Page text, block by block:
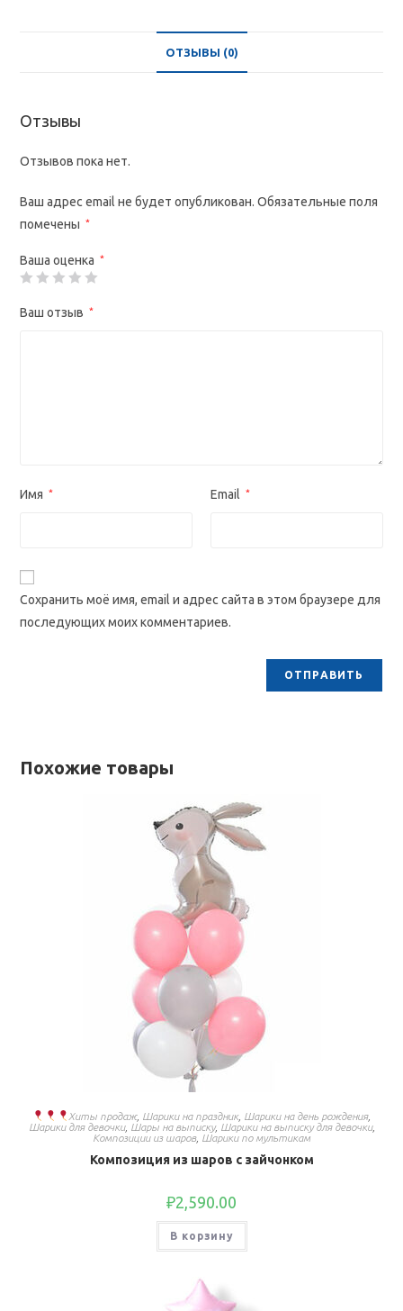
ОТЗЫВЫ (0)
Отзывы
Отзывов пока нет.
Ваш адрес email не будет опубликован. Обязательные поля
помечены
*
Ваша оценка *
Ваш отзыв *
Имя * Email *
Сохранить моё имя, email и адрес сайта в этом браузере для
последующих моих комментариев.
Похожие товары
Хиты продаж, Шарики на праздник, Шарики на день рождения,
Шарики для девочки, Шары на выписку, Шарики на выписку для девочки,
Композиции из шаров, Шарики по мультикам
Композиция из шаров с зайчонком
₽2,590.00
В корзину